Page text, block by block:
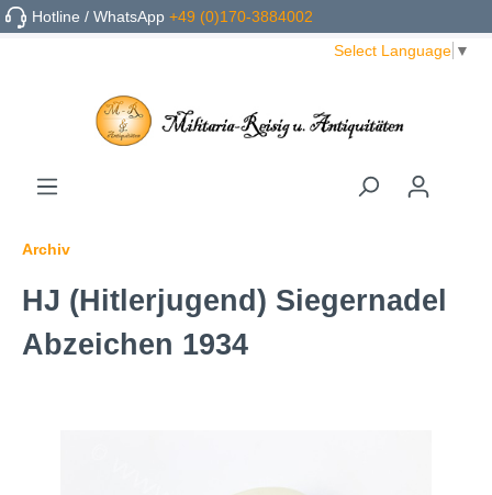
Hotline / WhatsApp+49 (0)170-3884002
Select Language ▼
Archiv
HJ (Hitlerjugend) Siegernadel
Abzeichen 1934